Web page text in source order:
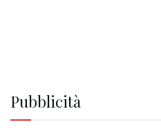
Pubblicità